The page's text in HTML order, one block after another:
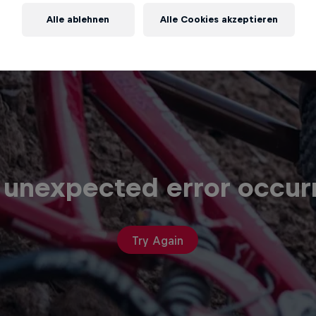
error
Try Again
Alle ablehnen Alle Cookies akzeptieren